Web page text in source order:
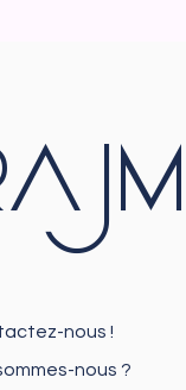
nous !
nous ?